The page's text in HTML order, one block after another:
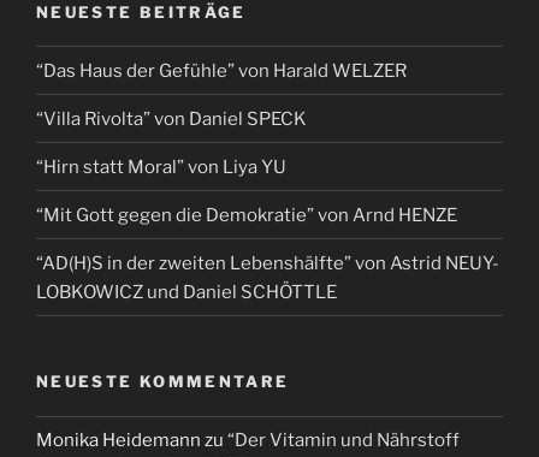
NEUESTE BEITRÄGE
“Das Haus der Gefühle” von Harald WELZER
“Villa Rivolta” von Daniel SPECK
“Hirn statt Moral” von Liya YU
“Mit Gott gegen die Demokratie” von Arnd HENZE
“AD(H)S in der zweiten Lebenshälfte” von Astrid NEUY-
LOBKOWICZ und Daniel SCHÖTTLE
NEUESTE KOMMENTARE
Monika Heidemann zu “Der Vitamin und Nährstoff